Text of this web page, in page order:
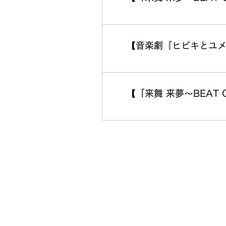
【音楽劇『ヒビキとユ
【「来舞 来夢～BEAT